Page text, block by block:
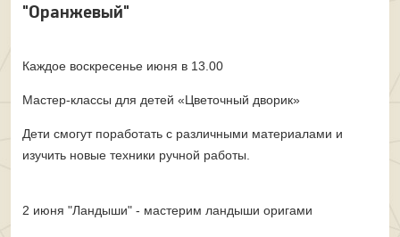
"Оранжевый"
Каждое воскресенье июня в 13.00
Мастер-классы для детей «Цветочный дворик»
Дети смогут поработать с различными материалами и
изучить новые техники ручной работы.
2 июня "Ландыши" - мастерим ландыши оригами